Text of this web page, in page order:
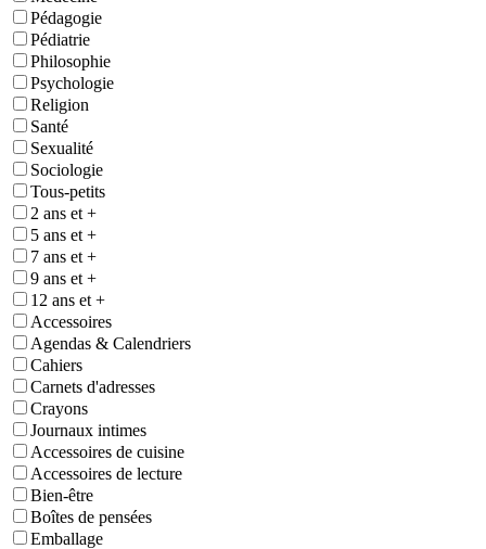
Pédagogie
Pédiatrie
Philosophie
Psychologie
Religion
Santé
Sexualité
Sociologie
Tous-petits
2 ans et +
5 ans et +
7 ans et +
9 ans et +
12 ans et +
Accessoires
Agendas & Calendriers
Cahiers
Carnets d'adresses
Crayons
Journaux intimes
Accessoires de cuisine
Accessoires de lecture
Bien-être
Boîtes de pensées
Emballage